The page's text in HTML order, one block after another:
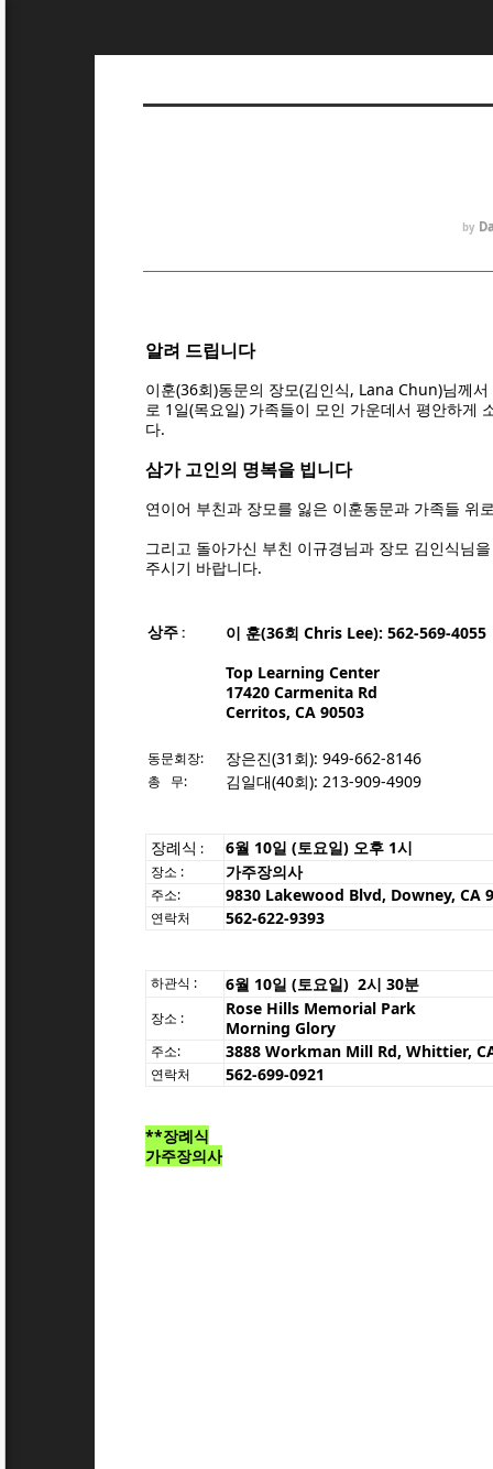
by
알려 드립니다
이훈(36회)동문의 장모(김인식, Lana Chun)님께
로 1일(목요일) 가족들이 모인 가운데서 평안하게
다.
삼가 고인의 명복을 빕니다
연이어 부친과 장모를 잃은 이훈동문과 가족들 위
그리고 돌아가신 부친 이규경님과 장모 김인식님
주시기 바랍니다.
상주:
이 훈(36회 Chris Lee): 562-569-4055
Top Learning Center
17420 Carmenita Rd
Cerritos, CA 90503
동문회장: 장은진(31회): 949-662-8146
총 무: 김일대(40회): 213-909-4909
장례식 : 6월 10일 (토요일) 오후 1시
장소 : 가주장의사
주소: 9830 Lakewood Blvd, Downey, CA
연락처 562-622-9393
하관식 : 6월 10일 (토요일) 2시 30분
장소 :
Rose Hills Memorial Park
Morning Glory
주소: 3888 Workman Mill Rd, Whittier,
연락처 562-699-0921
**장례식
가주장의사